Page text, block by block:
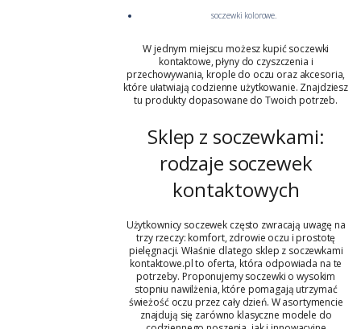
soczewki kolorowe.
W jednym miejscu możesz kupić soczewki
kontaktowe, płyny do czyszczenia i
przechowywania, krople do oczu oraz akcesoria,
które ułatwiają codzienne użytkowanie. Znajdziesz
tu produkty dopasowane do Twoich potrzeb.
Sklep z soczewkami:
rodzaje soczewek
kontaktowych
Użytkownicy soczewek często zwracają uwagę na
trzy rzeczy: komfort, zdrowie oczu i prostotę
pielęgnacji. Właśnie dlatego sklep z soczewkami
kontaktowe.pl to oferta, która odpowiada na te
potrzeby. Proponujemy soczewki o wysokim
stopniu nawilżenia, które pomagają utrzymać
świeżość oczu przez cały dzień. W asortymencie
znajdują się zarówno klasyczne modele do